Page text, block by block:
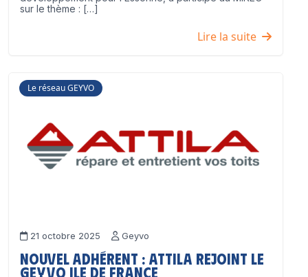
sur le thème : […]
Lire la suite
Le réseau GEYVO
21 octobre 2025 Geyvo
Nouvel adhérent : ATTILA rejoint le
GEYVO Ile de France